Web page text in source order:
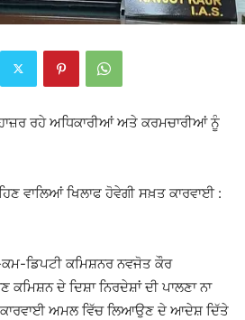
ਰਹੇ ਅਧਿਕਾਰੀਆਂ ਅਤੇ ਕਰਮਚਾਰੀਆਂ ਨੂੰ
ਵਾਲਿਆਂ ਖਿਲਾਫ ਹੋਵੇਗੀ ਸਖ਼ਤ ਕਾਰਵਾਈ :
ਡਿਪਟੀ ਕਮਿਸ਼ਨਰ ਨਵਜੋਤ ਕੌਰ
ਦੇ ਦਿਸ਼ਾ ਨਿਰਦੇਸ਼ਾਂ ਦੀ ਪਾਲਣਾ ਨਾ
ਕਾਰਵਾਈ ਅਮਲ ਵਿੱਚ ਲਿਆਉਣ ਦੇ ਆਦੇਸ਼ ਦਿੱਤੇ